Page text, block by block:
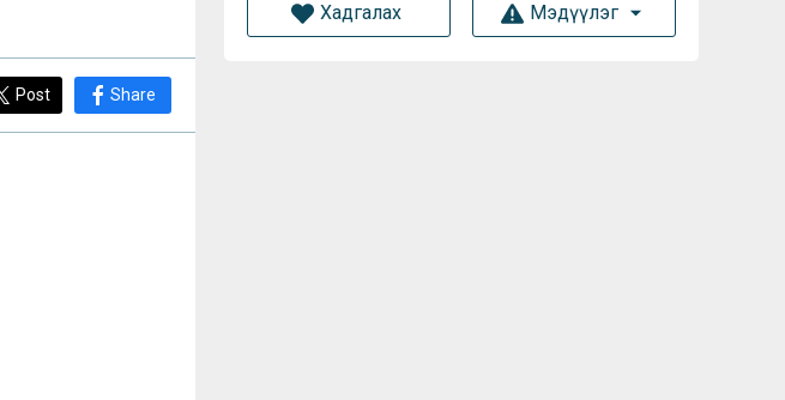
Post Share
Хадгалах Мэдүүлэг